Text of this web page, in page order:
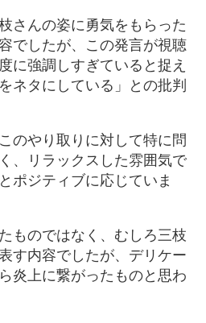
さんの姿に勇気をもらった
でしたが、この発言が視聴
に強調しすぎていると捉え
ネタにしている」との批判
のやり取りに対して特に問
、リラックスした雰囲気で
ポジティブに応じていま
ものではなく、むしろ三枝
す内容でしたが、デリケー
炎上に繋がったものと思わ